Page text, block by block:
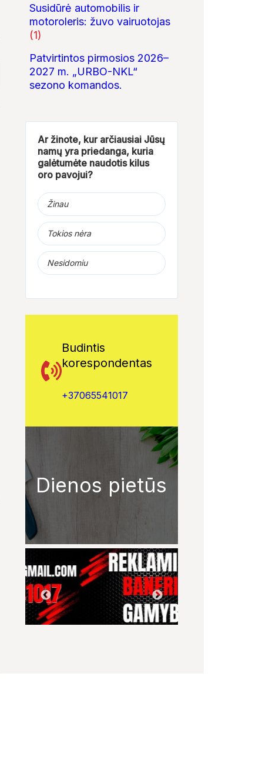
Lapiuko ir šuns
susitikimas
Susidūrė automobilis ir
motoroleris: žuvo vairuotojas
(1)
Patvirtintos pirmosios 2026–
2027 m. „URBO-NKL“
sezono komandos.
Ar žinote, kur arčiausiai Jūsų
namų yra priedanga, kuria
galėtumėte naudotis kilus
oro pavojui?
Žinau
Tokios nėra
Nesidomiu
Budintis
korespondentas
+37065541017
Dienos pietūs